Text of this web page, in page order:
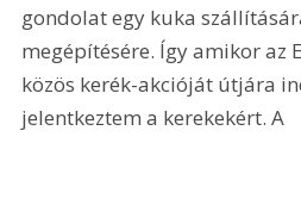
gondolat egy kuka
megépítésére. Így amikor az
közös kerék-akcióját útjára
jelentkeztem a kerekekért. A